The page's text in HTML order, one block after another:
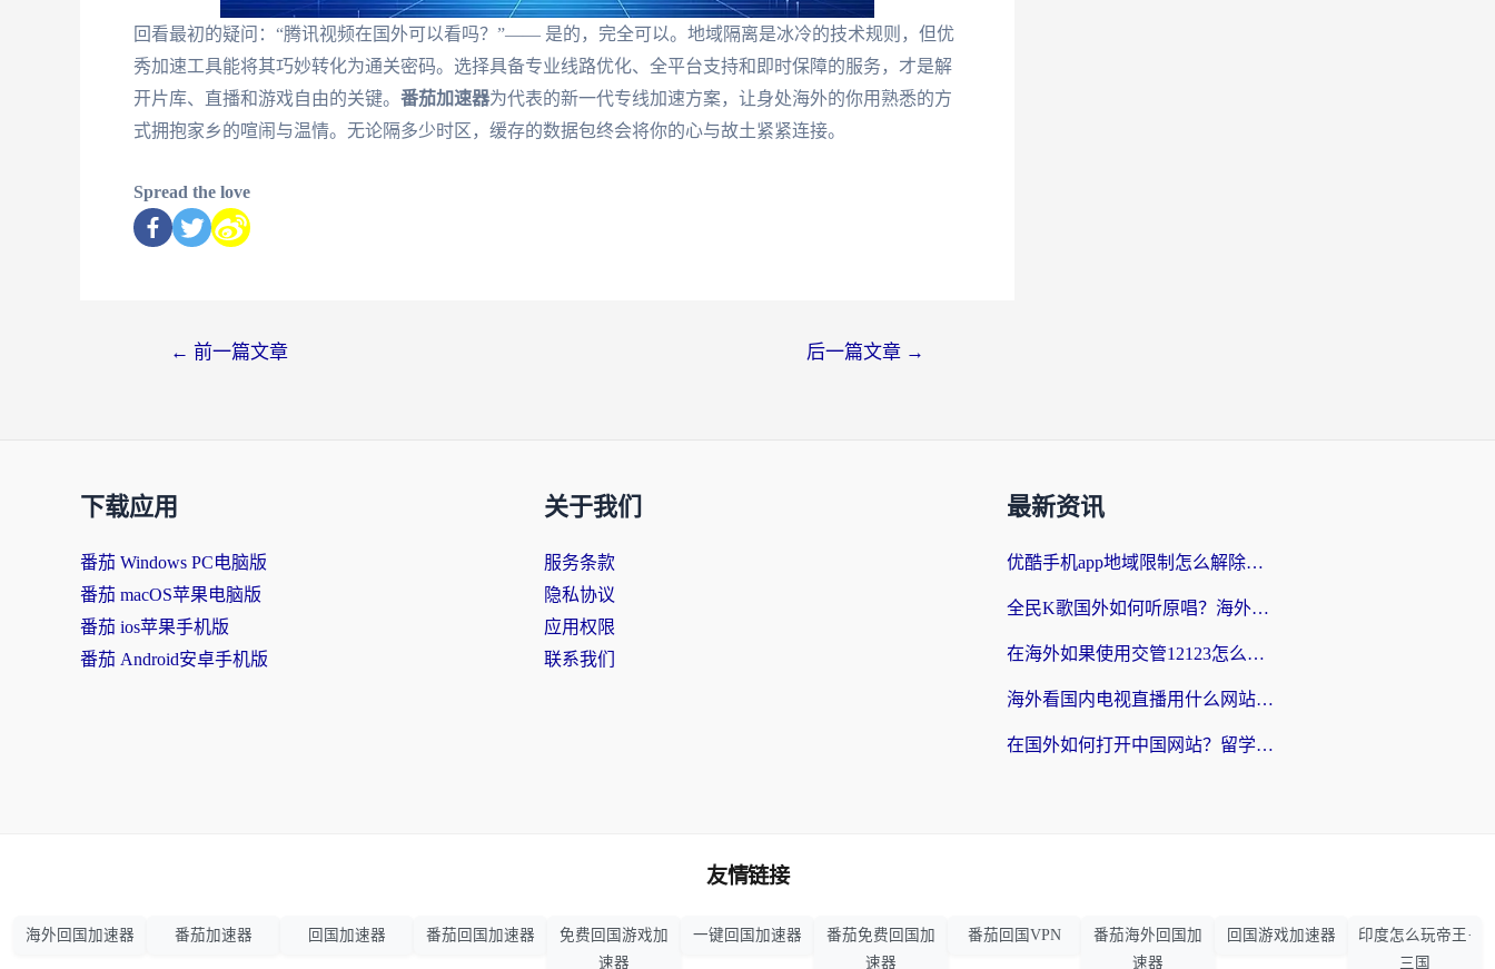
回看最初的疑问：“腾讯视频在国外可以看吗？”—— 是的，完全可以。地域隔离是冰冷的技术规则，但优
秀加速工具能将其巧妙转化为通关密码。选择具备专业线路优化、全平台支持和即时保障的服务，才是解
开片库、直播和游戏自由的关键。 番茄加速器为代表的新一代专线加速方案，让身处海外的你用熟悉的方
式拥抱家乡的喧闹与温情。无论隔多少时区，缓存的数据包终会将你的心与故土紧紧连接。
Spread the love
← 前一篇文章 后一篇文章 →
下载应用
番茄 Windows PC电脑版
番茄 macOS苹果电脑版
番茄 ios苹果手机版
番茄 Android安卓手机版
关于我们
服务条款
隐私协议
应用权限
联系我们
最新资讯
优酷手机app地域限制怎么解除？海外党亲测有效的追剧方案
全民K歌国外如何听原唱？海外党亲测有效的回国加速器选择指南
在海外如果使用交管12123怎么处理？留学生亲测有效的回国加速方案
海外看国内电视直播用什么网站比较好？一篇解决你所有追剧难题的实用指南
在国外如何打开中国网站？留学生与海外华人的无缝访问指南
友情链接
海外回国加速器 番茄加速器 回国加速器 番茄回国加速器
免费回国游戏加
速器
一键回国加速器
番茄免费回国加
速器
番茄回国VPN
番茄海外回国加
速器
回国游戏加速器
印度怎么玩帝王·
三国